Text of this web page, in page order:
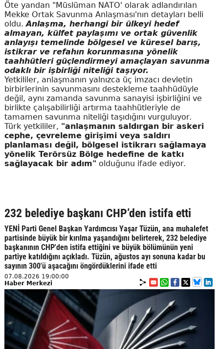
Öte yandan "Müslüman NATO' olarak adlandırılan
Mekke Ortak Savunma Anlaşması'nın detayları belli
oldu.Anlaşma, herhangi bir ülkeyi hedef
almayan, külfet paylaşımı ve ortak güvenlik
anlayışı temelinde bölgesel ve küresel barış,
istikrar ve refahın korunmasına yönelik
taahhütleri güçlendirmeyi amaçlayan savunma
odaklı bir işbirliği niteliği taşıyor.
Yetkililer, anlaşmanın yalnızca üç imzacı devletin
birbirlerinin savunmasını destekleme taahhüdüyle
değil, aynı zamanda savunma sanayisi işbirliğini ve
birlikte çalışabilirliği artırma taahhütleriyle de
tamamen savunma niteliği taşıdığını vurguluyor.
Türk yetkililer, "anlaşmanın saldırgan bir askeri
cephe, çevreleme girişimi veya saldırı
planlaması değil, bölgesel istikrarı sağlamaya
yönelik Terörsüz Bölge hedefine de katkı
sağlayacak bir adım" olduğunu ifade ediyor.
232 belediye başkanı CHP’den istifa etti
YENİ Parti Genel Başkan Yardımcısı Yaşar Tüzün, ana muhalefet
partisinde büyük bir kırılma yaşandığını belirterek, 232 belediye
başkanının CHP'den istifa ettiğini ve büyük bölümünün yeni
partiye katıldığını açıkladı. Tüzün, ağustos ayı sonuna kadar bu
sayının 300'ü aşacağını öngördüklerini ifade etti
07.08.2026 19:00:00
Haber Merkezi